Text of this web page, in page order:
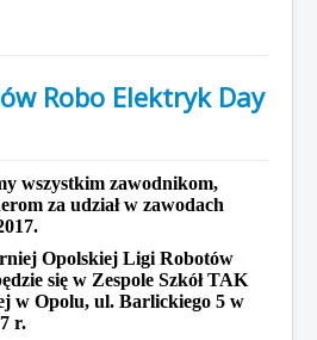
Ligi Robotów
Robo Elektryk Day
wszystkim zawodnikom,
za udział w zawodach
Opolskiej Ligi Robotów
się w Zespole Szkół TAK
w Opolu, ul. Barlickiego 5 w
r.